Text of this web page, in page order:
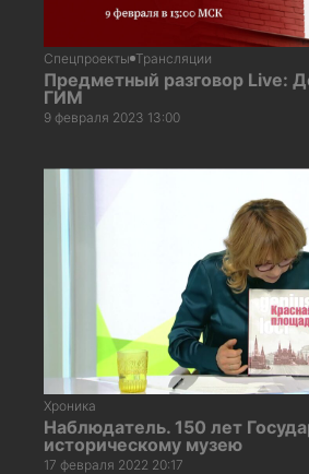
Спецпроекты Трансляции
Предметный разговор Live:
ГИМ
9 февраля 2023 13:00
Хроника
Наблюдатель. 150 лет
историческому музею
17 февраля 2022 20:17